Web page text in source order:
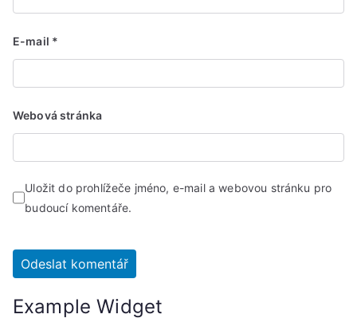
E-mail *
Webová stránka
Uložit do prohlížeče jméno, e-mail a webovou stránku pro
budoucí komentáře.
Example Widget